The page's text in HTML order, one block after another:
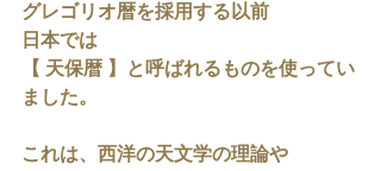
グレゴリオ暦を採用する以前
日本では
【 天保暦 】と呼ばれるものを使ってい
ました。
これは、西洋の天文学の理論や